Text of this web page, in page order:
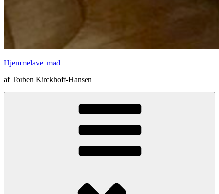
Hjemmelavet mad
af Torben Kirckhoff-Hansen